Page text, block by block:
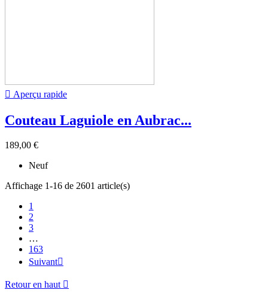
 Aperçu rapide
Couteau Laguiole en Aubrac...
189,00 €
Neuf
Affichage 1-16 de 2601 article(s)
1
2
3
…
163
Suivant
Retour en haut 